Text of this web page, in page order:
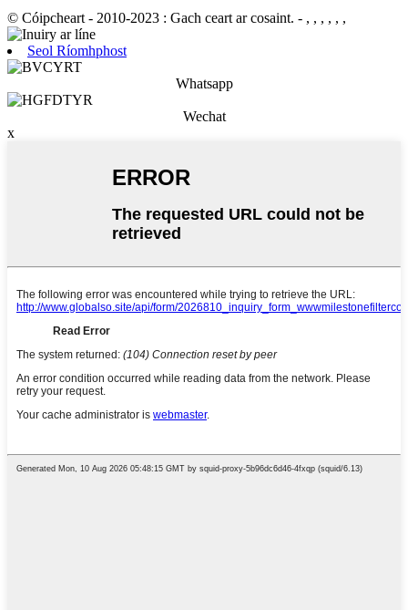
© Cóipcheart - 2010-2023 : Gach ceart ar cosaint. - , , , , , ,
Seol Ríomhphost
Whatsapp
Wechat
x